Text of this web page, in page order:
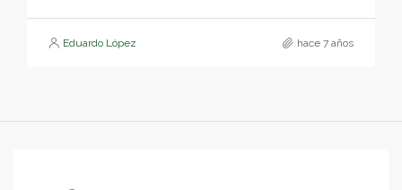
Eduardo López hace 7 años